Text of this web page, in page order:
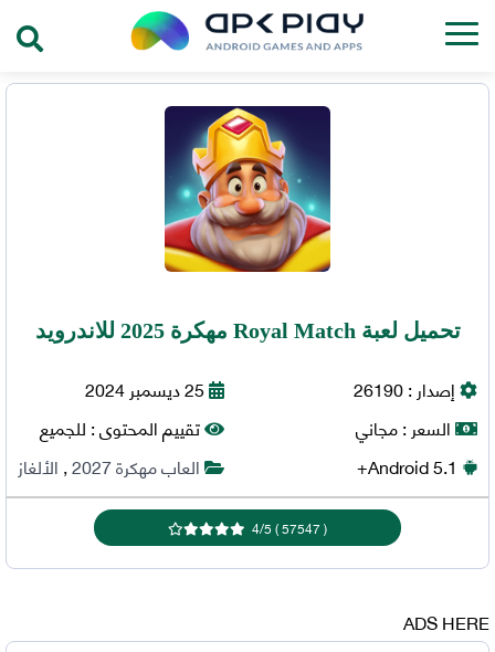
تحميل لعبة Royal Match مهكرة 2025 للاندرويد
إصدار :26190
السعر :مجاني
Android5.1+
25 ديسمبر 2024
تقييم المحتوى :للجميع
العاب مهكرة 2027
,الألغاز
(
57547
)
4/5
ADS HERE